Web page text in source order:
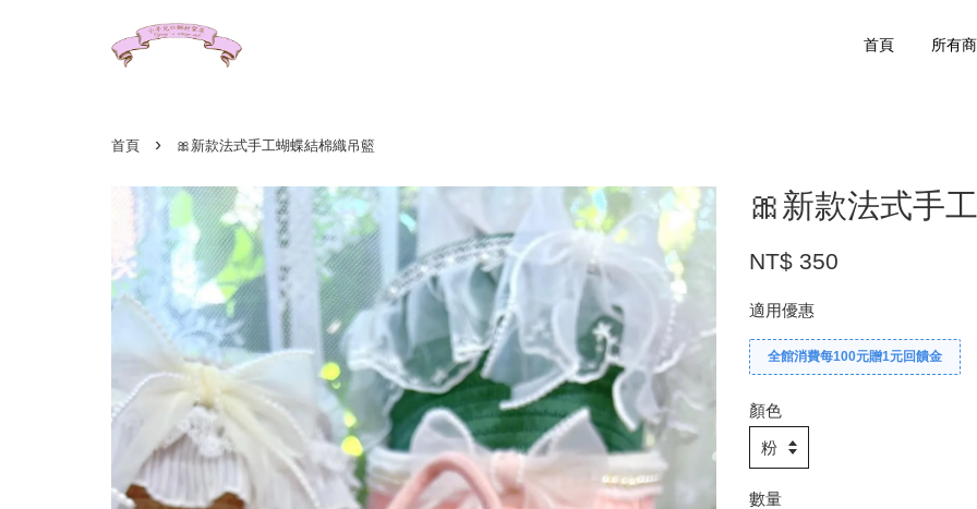
首頁 所有
首頁 › 🎀新款法式手工蝴蝶結棉織吊籃
🎀新款法式手
NT$ 350
適用優惠
全館消費每100元贈1元回饋金
顏色
數量